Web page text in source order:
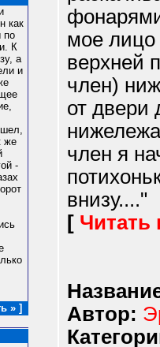
как
по
К
а
и
же
-
» ]
мое лицо
верхней
член)
от двери
член я
внизу...."
[ Читать
Автор: